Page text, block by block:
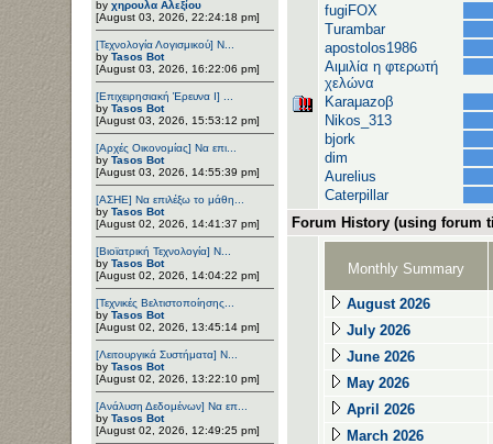
by χηρουλα Αλεξίου
[August 03, 2026, 22:24:18 pm]
[Τεχνολογία Λογισμικού] Ν...
by Tasos Bot
[August 03, 2026, 16:22:06 pm]
[Επιχειρησιακή Έρευνα Ι] ...
by Tasos Bot
[August 03, 2026, 15:53:12 pm]
[Αρχές Οικονομίας] Να επι...
by Tasos Bot
[August 03, 2026, 14:55:39 pm]
[ΑΣΗΕ] Να επιλέξω το μάθη...
by Tasos Bot
[August 02, 2026, 14:41:37 pm]
[Βιοϊατρική Τεχνολογία] Ν...
by Tasos Bot
[August 02, 2026, 14:04:22 pm]
[Τεχνικές Βελτιστοποίησης...
by Tasos Bot
[August 02, 2026, 13:45:14 pm]
[Λειτουργικά Συστήματα] Ν...
by Tasos Bot
[August 02, 2026, 13:22:10 pm]
[Ανάλυση Δεδομένων] Να επ...
by Tasos Bot
[August 02, 2026, 12:49:25 pm]
fugiFOX
Turambar
apostolos1986
Αιμιλία η φτερωτή
χελώνα
Karaμazoβ
Nikos_313
bjork
dim
Aurelius
Caterpillar
Forum History (using forum
Monthly Summary
August 2026
July 2026
June 2026
May 2026
April 2026
March 2026